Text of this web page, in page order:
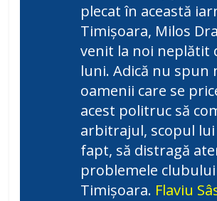
plecat în această
Timișoara, Milos
venit la noi neplătit
luni. Adică nu spun
oamenii care se
acest politruc să
arbitrajul, scopul
fapt, să distragă
problemele
Timișoara. Flaviu